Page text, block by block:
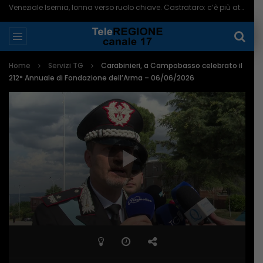
Presentato il libro “Belmonte – Storia della sua tenace comunità” – 08/08/2026
Home Servizi TG
Carabinieri, a Campobasso celebrato il
212° Annuale di Fondazione dell’Arma – 06/06/2026